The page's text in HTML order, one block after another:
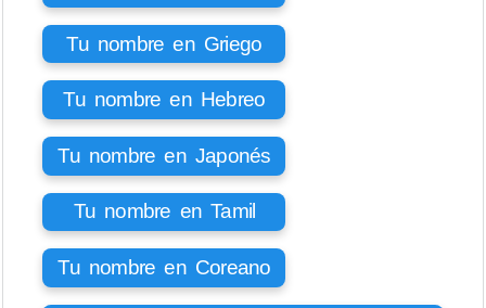
Tu nombre en Griego
Tu nombre en Hebreo
Tu nombre en Japonés
Tu nombre en Tamil
Tu nombre en Coreano